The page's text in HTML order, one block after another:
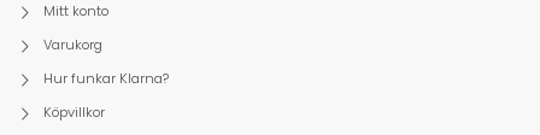
Mitt konto
Varukorg
Hur funkar Klarna?
Köpvillkor